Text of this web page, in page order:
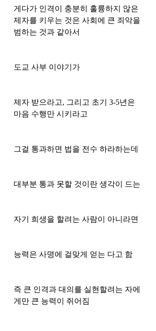
게다가 인격이 충분히 훌륭하지 않은
제자를 키우는 것은 사회에 큰 죄악을
범하는 것과 같아서
도교 사부 이야기가
제자 받으라고, 그리고 초기 3-5년은
마음 수행만 시키라고
그걸 통과하면 법을 전수 하라하는데
대부분 통과 못할 것이란 생각이 드는
자기 희생을 할려는 사람이 아니라면
능력은 사명에 걸맞게 얻는 다고 함
즉 큰 인격과 대의를 실현할려는 자에
게만 큰 능력이 쥐어짐